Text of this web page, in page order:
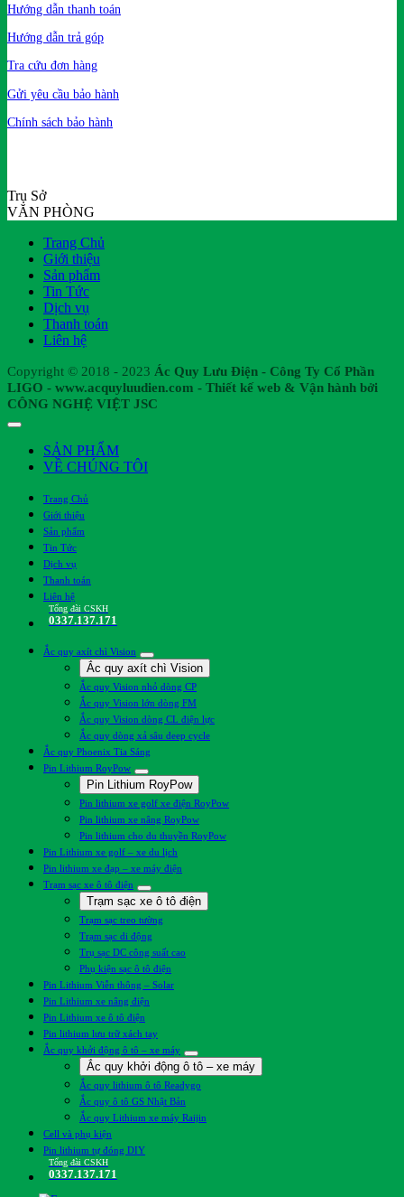
Hướng dẫn thanh toán
Hướng dẫn trả góp
Tra cứu đơn hàng
Gửi yêu cầu bảo hành
Chính sách bảo hành
Trụ Sở
VĂN PHÒNG
Trang Chủ
Giới thiệu
Sản phẩm
Tin Tức
Dịch vụ
Thanh toán
Liên hệ
Copyright © 2018 - 2023 Ác Quy Lưu Điện - Công Ty Cổ Phần
LIGO - www.acquyluudien.com - Thiết kế web & Vận hành bởi
CÔNG NGHỆ VIỆT JSC
SẢN PHẨM
VỀ CHÚNG TÔI
Trang Chủ
Giới thiệu
Sản phẩm
Tin Tức
Dịch vụ
Thanh toán
Liên hệ
Tổng đài CSKH
0337.137.171
Ắc quy axít chì Vision
Ắc quy axít chì Vision
Ắc quy Vision nhỏ dòng CP
Ắc quy Vision lớn dòng FM
Ắc quy Vision dòng CL điện lực
Ắc quy dòng xả sâu deep cycle
Ắc quy Phoenix Tia Sáng
Pin Lithium RoyPow
Pin Lithium RoyPow
Pin lithium xe golf xe điện RoyPow
Pin lithium xe nâng RoyPow
Pin lithium cho du thuyền RoyPow
Pin Lithium xe golf – xe du lịch
Pin lithium xe đạp – xe máy điện
Trạm sạc xe ô tô điện
Trạm sạc xe ô tô điện
Trạm sạc treo tường
Trạm sạc di động
Trụ sạc DC công suất cao
Phụ kiện sạc ô tô điện
Pin Lithium Viễn thông – Solar
Pin Lithium xe nâng điện
Pin Lithium xe ô tô điện
Pin lithium lưu trữ xách tay
Ắc quy khởi động ô tô – xe máy
Ắc quy khởi động ô tô – xe máy
Ắc quy lithium ô tô Readygo
Ắc quy ô tô GS Nhật Bản
Ắc quy Lithium xe máy Raijin
Cell và phụ kiện
Pin lithium tự đóng DIY
Tổng đài CSKH
0337.137.171